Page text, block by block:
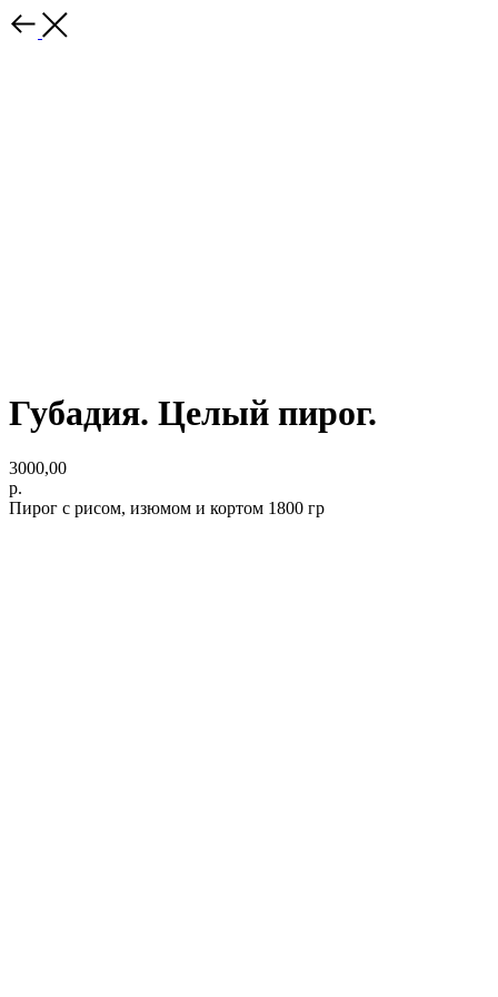
Губадия. Целый пирог.
3000,00
р.
Пирог с рисом, изюмом и кортом 1800 гр